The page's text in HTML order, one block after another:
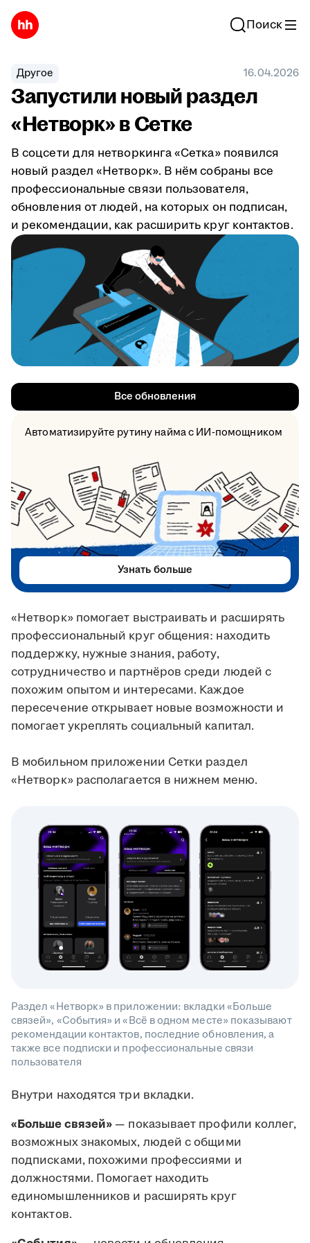
Поиск
Другое 16.04.2026
Запустили новый раздел
«Нетворк» в Сетке
В соцсети для нетворкинга «Сетка» появился
новый раздел «Нетворк». В нём собраны все
профессиональные связи пользователя,
обновления от людей, на которых он подписан,
и рекомендации, как расширить круг контактов.
«Нетворк» помогает выстраивать и расширять
профессиональный круг общения: находить
поддержку, нужные знания, работу,
сотрудничество и партнёров среди людей с
похожим опытом и интересами. Каждое
пересечение открывает новые возможности и
помогает укреплять социальный капитал.
В мобильном приложении Сетки раздел
«Нетворк» располагается в нижнем меню.
Раздел «Нетворк» в приложении: вкладки «Больше
связей», «События» и «Всё в одном месте» показывают
рекомендации контактов, последние обновления, а
также все подписки и профессиональные связи
пользователя
Внутри находятся три вкладки.
«Больше связей» — показывает профили коллег,
возможных знакомых, людей с общими
подписками, похожими профессиями и
должностями. Помогает находить
единомышленников и расширять круг
контактов.
Все обновления
Автоматизируйте рутину найма с ИИ-помощником
Узнать больше